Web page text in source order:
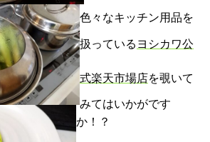
色々なキッチン用品を
扱っている ヨシカワ公
式楽天市場店を覗いて
みてはいかがです
か！？